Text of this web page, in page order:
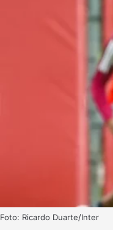
Foto: Ricardo Duarte/Inter